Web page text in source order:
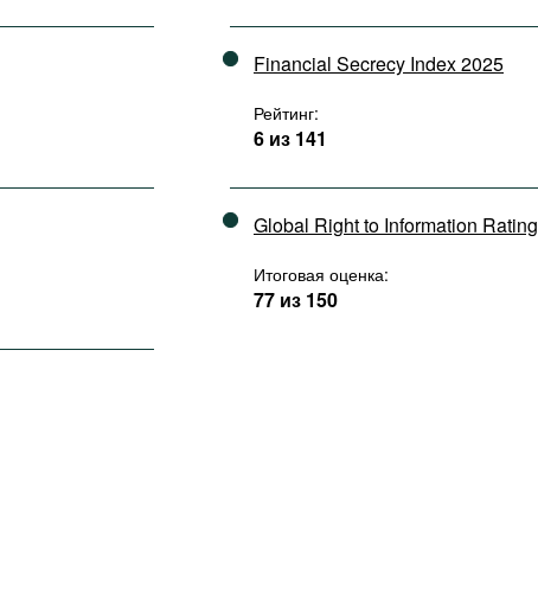
Financial Secrecy Index 2025
Рейтинг:
6 из 141
Global Right to Information Rating
Итоговая оценка:
77 из 150